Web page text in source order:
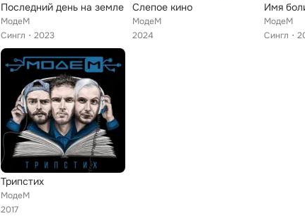
Последний день на земле
МодеМ
Сингл
2023
Слепое кино
МодеМ
2024
МодеМ
Сингл
Трипстих
МодеМ
2017